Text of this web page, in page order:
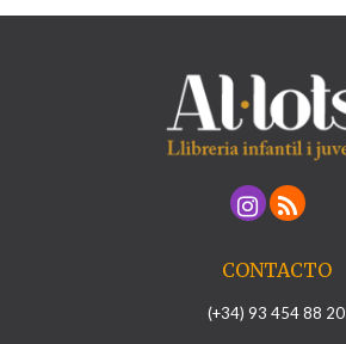
CONTACTO
(+34) 93 454 88 20